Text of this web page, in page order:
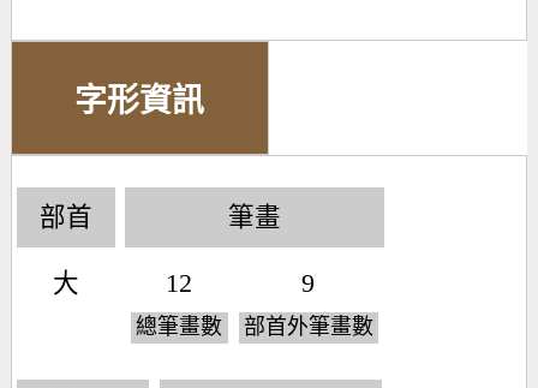
字形資訊
部首
大
筆畫
12
總筆畫數
9
部首外筆畫數